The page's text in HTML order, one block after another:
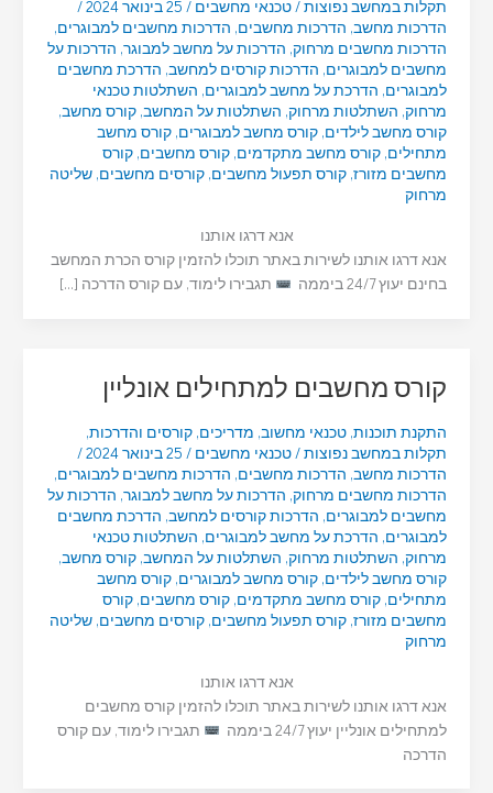
תקלות במחשב נפוצות/טכנאי מחשבים / 25 בינואר 2024
/
הדרכות מחשב, הדרכות מחשבים, הדרכות מחשבים למבוגרים,
הדרכות מחשבים מרחוק, הדרכות על מחשב למבוגר, הדרכות על
מחשבים למבוגרים, הדרכות קורסים למחשב, הדרכת מחשבים
למבוגרים, הדרכת על מחשב למבוגרים, השתלטות טכנאי
מרחוק, השתלטות מרחוק, השתלטות על המחשב, קורס מחשב,
קורס מחשב לילדים, קורס מחשב למבוגרים, קורס מחשב
מתחילים, קורס מחשב מתקדמים, קורס מחשבים, קורס
מחשבים מזורז, קורס תפעול מחשבים, קורסים מחשבים, שליטה
מרחוק
אנא דרגו אותנו
אנא דרגו אותנו לשירות באתר תוכלו להזמין קורס הכרת המחשב
בחינם יעוץ 24/7 ביממה
תגבירו לימוד, עם קורס הדרכה […]
קורס מחשבים למתחילים אונליין
התקנת תוכנות, טכנאי מחשוב, מדריכים, קורסים והדרכות,
תקלות במחשב נפוצות/טכנאי מחשבים / 25 בינואר 2024
/
הדרכות מחשב, הדרכות מחשבים, הדרכות מחשבים למבוגרים,
הדרכות מחשבים מרחוק, הדרכות על מחשב למבוגר, הדרכות על
מחשבים למבוגרים, הדרכות קורסים למחשב, הדרכת מחשבים
למבוגרים, הדרכת על מחשב למבוגרים, השתלטות טכנאי
מרחוק, השתלטות מרחוק, השתלטות על המחשב, קורס מחשב,
קורס מחשב לילדים, קורס מחשב למבוגרים, קורס מחשב
מתחילים, קורס מחשב מתקדמים, קורס מחשבים, קורס
מחשבים מזורז, קורס תפעול מחשבים, קורסים מחשבים, שליטה
מרחוק
אנא דרגו אותנו
אנא דרגו אותנו לשירות באתר תוכלו להזמין קורס מחשבים
למתחילים אונליין יעוץ 24/7 ביממה
תגבירו לימוד, עם קורס
הדרכה